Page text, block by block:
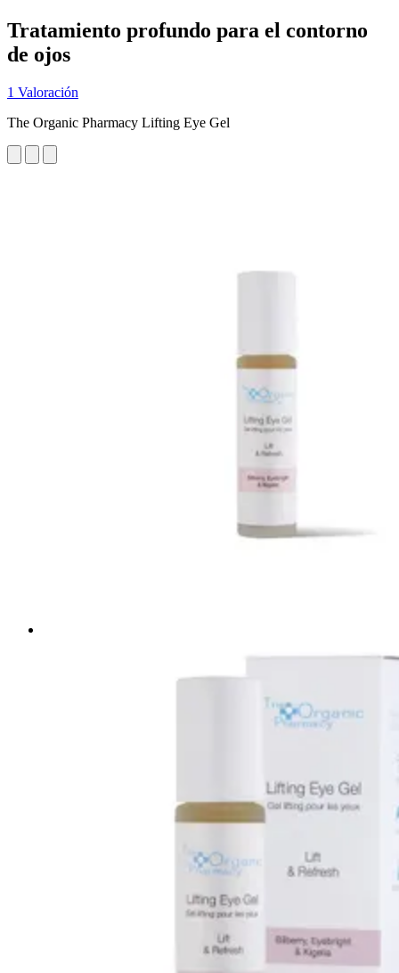
Tratamiento profundo para el contorno
de ojos
1 Valoración
The Organic Pharmacy Lifting Eye Gel